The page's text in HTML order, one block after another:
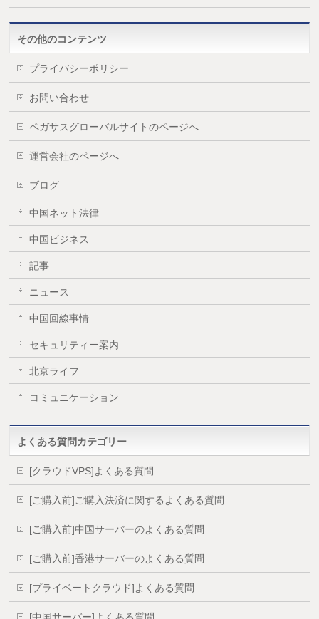
その他のコンテンツ
プライバシーポリシー
お問い合わせ
ペガサスグローバルサイトのページへ
運営会社のページへ
ブログ
中国ネット法律
中国ビジネス
記事
ニュース
中国回線事情
セキュリティー案内
北京ライフ
コミュニケーション
よくある質問カテゴリー
[クラウドVPS]よくある質問
[ご購入前]ご購入決済に関するよくある質問
[ご購入前]中国サーバーのよくある質問
[ご購入前]香港サーバーのよくある質問
[プライベートクラウド]よくある質問